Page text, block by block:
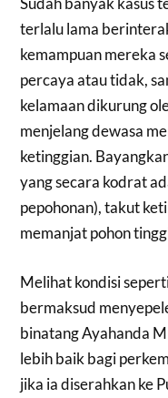
terlalu lama
kemampuan mereka
percaya atau tidak,
kelamaan dikurung
menjelang dewasa
ketinggian.
yang secara kodrat
pepohonan), takut
memanjat pohon
Melihat kondisi
bermaksud
binatang Ayahanda
lebih baik bagi
jika ia diserahkan ke